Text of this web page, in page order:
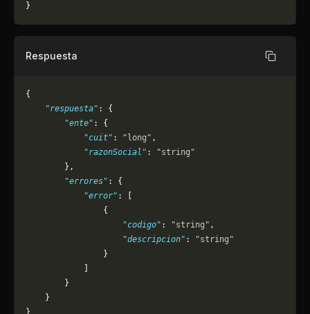
}
Respuesta Copiar
{
    "respuesta"
: {
        "ente"
: {
            "cuit"
: "long" ,
            "razonSocial"
:
"string"
        },
        "errores"
: {
            "error"
: [
                {
                    "codigo"
: "string" ,
                    "descripcion"
:
"string"
                }
        }
    }
}